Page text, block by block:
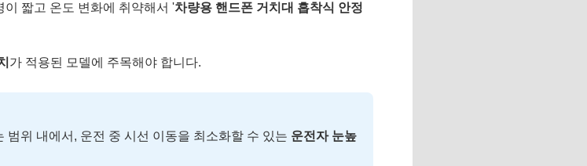
짧고 온도 변화에 취약해서 '차량용 핸드폰 거치대 흡착식 안정
가 적용된 모델에 주목해야 합니다.
위 내에서, 운전 중 시선 이동을 최소화할 수 있는 운전자 눈높